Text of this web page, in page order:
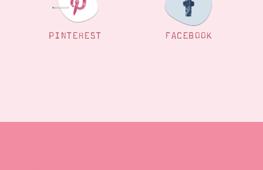
PINTEREST FACEBOOK